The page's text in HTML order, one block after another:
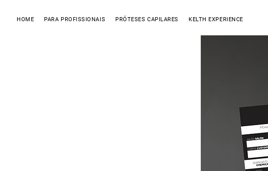
HOME PARA PROFISSIONAIS PRÓTESES CAPILARES KELTH EXPERIENCE